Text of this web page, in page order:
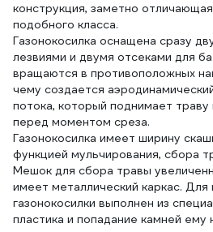
конструкция, заметно
подобного класса.
Газонокосилка оснащена сразу
лезвиями и двумя отсеками для
вращаются в противоположных
чему создается
потока, который поднимает
перед моментом среза.
Газонокосилка имеет ширину
функцией мульчирования, сбора
Мешок для сбора травы
имеет металлический каркас.
газонокосилки выполнен из
пластика и попадание камней ему